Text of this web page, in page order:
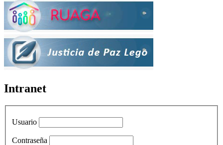
Intranet
Usuario
Contraseña